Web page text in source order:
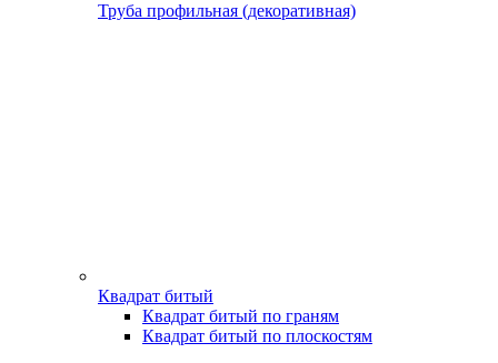
Труба профильная (декоративная)
Квадрат битый
Квадрат битый по граням
Квадрат битый по плоскостям